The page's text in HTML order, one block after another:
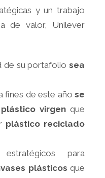
y un trabajo
de valor, Unilever
de su portafoliosea
fines de este añose
virgenque
plástico reciclado
para
plásticosque